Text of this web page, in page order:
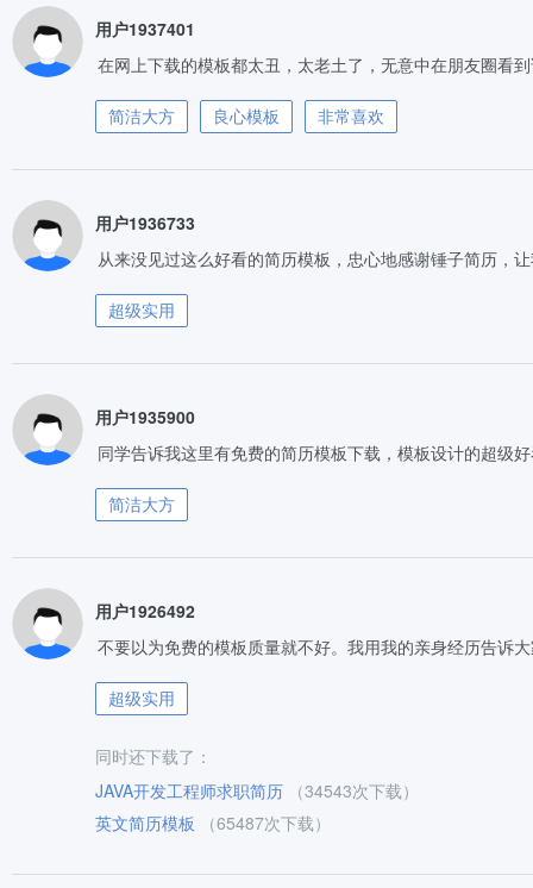
用户1937401
在网上下载的模板都太丑，太老土了，无意中在朋友圈看
简洁大方 良心模板 非常喜欢
用户1936733
从来没见过这么好看的简历模板，忠心地感谢锤子简历，
超级实用
用户1935900
同学告诉我这里有免费的简历模板下载，模板设计的超级
简洁大方
用户1926492
不要以为免费的模板质量就不好。我用我的亲身经历告诉
超级实用
同时还下载了：
JAVA开发工程师求职简历
（34543次下载）
英文简历模板
（65487次下载）